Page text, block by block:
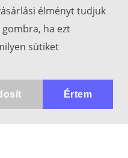
élményt tudjuk
ha ezt
sütiket
Értem